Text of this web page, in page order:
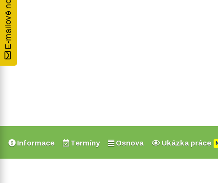
Informace Termíny Osnova Ukázka práce
E-mailové novinky